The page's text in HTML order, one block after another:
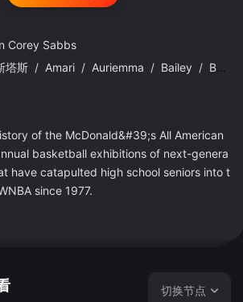
Corey Sabbs
塔斯 / Amari / Auriemma / Bailey / Barker
of the McDonald&#39;s All American
basketball exhibitions of next-genera
have catapulted high school seniors into t
since 1977.
切换节点